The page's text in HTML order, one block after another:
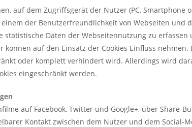
auf dem Zugriffsgerät der Nutzer (PC, Smartphone
der Benutzerfreundlichkeit von Webseiten und
Daten der Webseitennutzung zu erfassen
können auf den Einsatz der Cookies Einfluss
oder komplett verhindert wird. Allerdings wird
eingeschränkt werden.
auf Facebook, Twitter und Google+, über Share-
Kontakt zwischen dem Nutzer und dem Social-